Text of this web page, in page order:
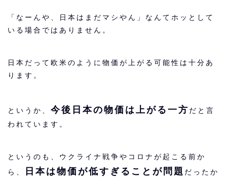
「なーんや、日本はまだマシやん」なんてホッとして
いる場合ではありません。
日本だって欧米のように物価が上がる可能性は十分あ
ります。
というか、 今後日本の物価は上がる一方 だと言
われています。
というのも、ウクライナ戦争やコロナが起こる前か
ら、
日本は物価が低すぎることが問題 だったか